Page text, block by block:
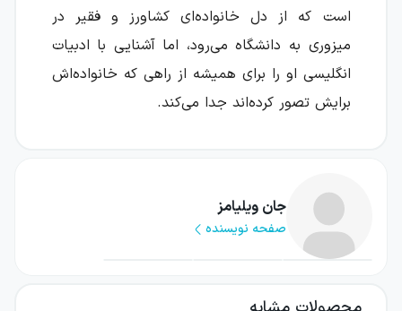
است که از دل خانواده‌ای کشاورز و فقیر در
میزوری به دانشگاه می‌رود، اما آشنایی با ادبیات
انگلیسی او را برای همیشه از راهی که خانواده‌اش
برایش تصور کرده‌اند جدا می‌کند.
و بی‌مهری اطرافیان، به جای هیاهو به درون خود
پناه می‌برد. این رمان، داستان انتخاب‌های دشوار،
عشق ازدست‌رفته، انزوا و پایداری انسانی در جهانی
جان ویلیامز
صفحه نویسنده